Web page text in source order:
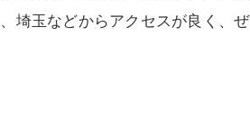
埼玉などからアクセスが良く、ぜ